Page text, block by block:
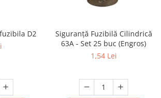
D2
Siguranță Fuzibilă Cilindrică
63A - Set 25 buc (Engros)
1,54 Lei